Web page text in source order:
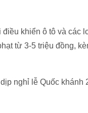
khiển ô tô và các
từ 3-5 triệu đồng,
nghỉ lễ Quốc